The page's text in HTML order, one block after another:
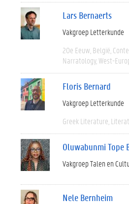
Lars Bernaerts
Vakgroep Letterkunde
20e Eeuw België
Narratology West-
Floris Bernard
Vakgroep Letterkunde
Greek Literature
Oluwabunmi Tope
Vakgroep Talen en
Nele Bernheim